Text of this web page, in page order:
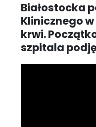
Białostocka
Klinicznego
krwi.
szpitala